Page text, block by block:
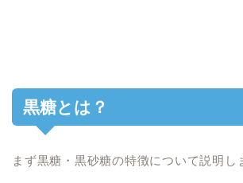
黒糖とは？
まず黒糖・黒砂糖の特徴について説明し